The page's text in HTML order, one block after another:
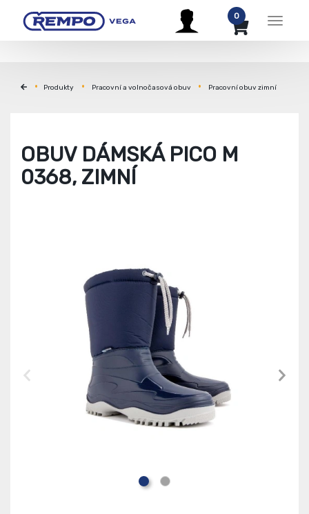
Menu
0
Produkty Pracovní a volnočasová obuv Pracovní obuv zimní
OBUV DÁMSKÁ PICO M
0368, ZIMNÍ